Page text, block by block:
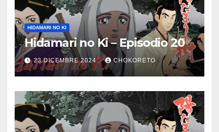
HIDAMARI NO KI
Hidamari no Ki – Episodio 20
23 DICEMBRE 2024 CHOKORETO